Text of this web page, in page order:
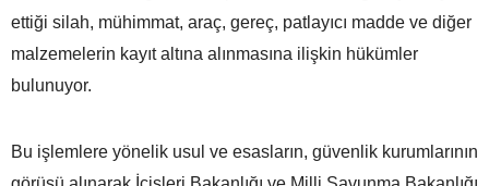
ettiği silah, mühimmat, araç, gereç, patlayıcı madde ve diğer
malzemelerin kayıt altına alınmasına ilişkin hükümler
bulunuyor.
Bu işlemlere yönelik usul ve esasların, güvenlik kurumlarının